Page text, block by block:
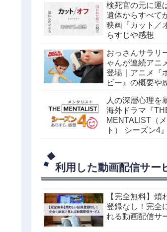
検死官の元に運
遺体からすべて
映画『カット／
らすじや感想
おっさんサラリ
ゃんが連続アニ
登場｜アニメ『
ビー』の概要や
人の深層心理を
海外ドラマ『
MENTALIST（
ト） シーズン4
利用した動画配信サー
【完全無料】煩
登録なし！完全
れる動画配信サ